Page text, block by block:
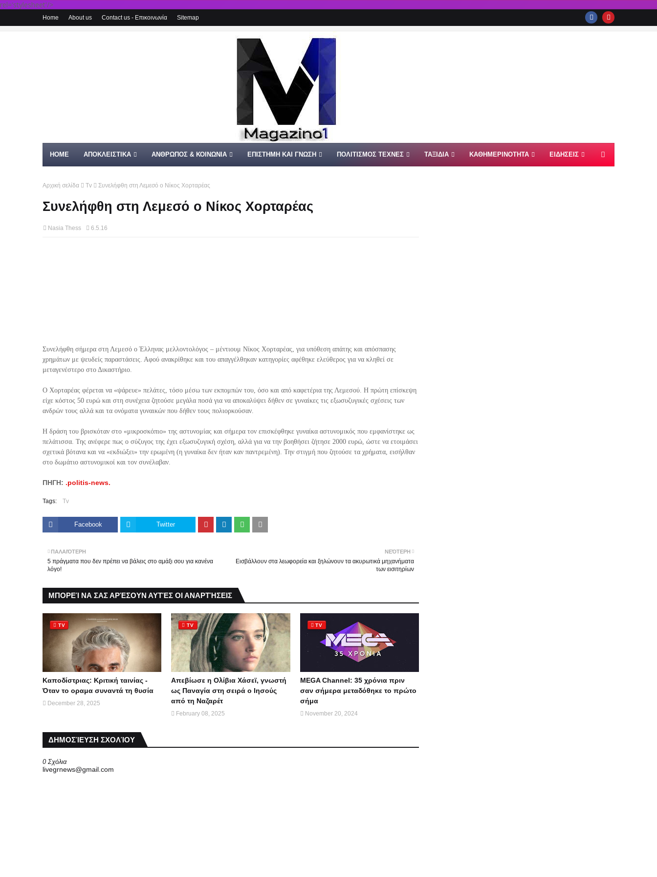
rel='stylesheet'/>
Home About us Contact us - Επικοινωνία Sitemap
HOME ΑΠΟΚΛΕΙΣΤΙΚΑ ΑΝΘΡΩΠΟΣ & ΚΟΙΝΩΝΙΑ ΕΠΙΣΤΗΜΗ ΚΑΙ ΓΝΩΣΗ ΠΟΛΙΤΙΣΜΟΣ ΤΕΧΝΕΣ ΤΑΞΙΔΙΑ ΚΑΘΗΜΕΡΙΝΟΤΗΤΑ ΕΙΔΗΣΕΙΣ
Αρχική σελίδα Tv Συνελήφθη στη Λεμεσό ο Νίκος Χορταρέας
Συνελήφθη στη Λεμεσό ο Νίκος Χορταρέας
Nasia Thess 6.5.16
Συνελήφθη σήμερα στη Λεμεσό ο Έλληνας μελλοντολόγος – μέντιουμ Νίκος Χορταρέας, για υπόθεση απάτης και απόσπασης
χρημάτων με ψευδείς παραστάσεις. Αφού ανακρίθηκε και του απαγγέλθηκαν κατηγορίες αφέθηκε ελεύθερος για να κληθεί σε
μεταγενέστερο στο Δικαστήριο.
Ο Χορταρέας φέρεται να «ψάρευε» πελάτες, τόσο μέσω των εκπομπών του, όσο και από καφετέρια της Λεμεσού. Η πρώτη επίσκεψη
είχε κόστος 50 ευρώ και στη συνέχεια ζητούσε μεγάλα ποσά για να αποκαλύψει δήθεν σε γυναίκες τις εξωσυζυγικές σχέσεις των
ανδρών τους αλλά και τα ονόματα γυναικών που δήθεν τους πολιορκούσαν.
Η δράση του βρισκόταν στο «μικροσκόπιο» της αστυνομίας και σήμερα τον επισκέφθηκε γυναίκα αστυνομικός που εμφανίστηκε ως
πελάτισσα. Της ανέφερε πως ο σύζυγος της έχει εξωσυζυγική σχέση, αλλά για να την βοηθήσει ζήτησε 2000 ευρώ, ώστε να ετοιμάσει
σχετικά βότανα και να «εκδιώξει» την ερωμένη (η γυναίκα δεν ήταν καν παντρεμένη). Την στιγμή που ζητούσε τα χρήματα, εισήλθαν
στο δωμάτιο αστυνομικοί και τον συνέλαβαν.
ΠΗΓΗ: .politis-news.
Tags: Tv
Facebook Twitter
ΝΕΌΤΕΡΗ
Εισβάλλουν στα λεωφορεία και ξηλώνουν τα ακυρωτικά μηχανήματα
των εισιτηρίων
ΠΑΛΑΙΌΤΕΡΗ
5 πράγματα που δεν πρέπει να βάλεις στο αμάξι σου για κανένα
λόγο!
ΜΠΟΡΕΊ ΝΑ ΣΑΣ ΑΡΈΣΟΥΝ ΑΥΤΈΣ ΟΙ ΑΝΑΡΤΉΣΕΙΣ
TV
Καποδίστριας: Κριτική ταινίας -
Όταν το οραμα συναντά τη θυσία
December 28, 2025
TV
Απεβίωσε η Ολίβια Χάσεϊ, γνωστή
ως Παναγία στη σειρά ο Ιησούς
από τη Ναζαρέτ
February 08, 2025
TV
MEGA Channel: 35 χρόνια πριν
σαν σήμερα μεταδόθηκε το πρώτο
σήμα
November 20, 2024
ΔΗΜΟΣΊΕΥΣΗ ΣΧΟΛΊΟΥ
0 Σχόλια
livegrnews@gmail.com